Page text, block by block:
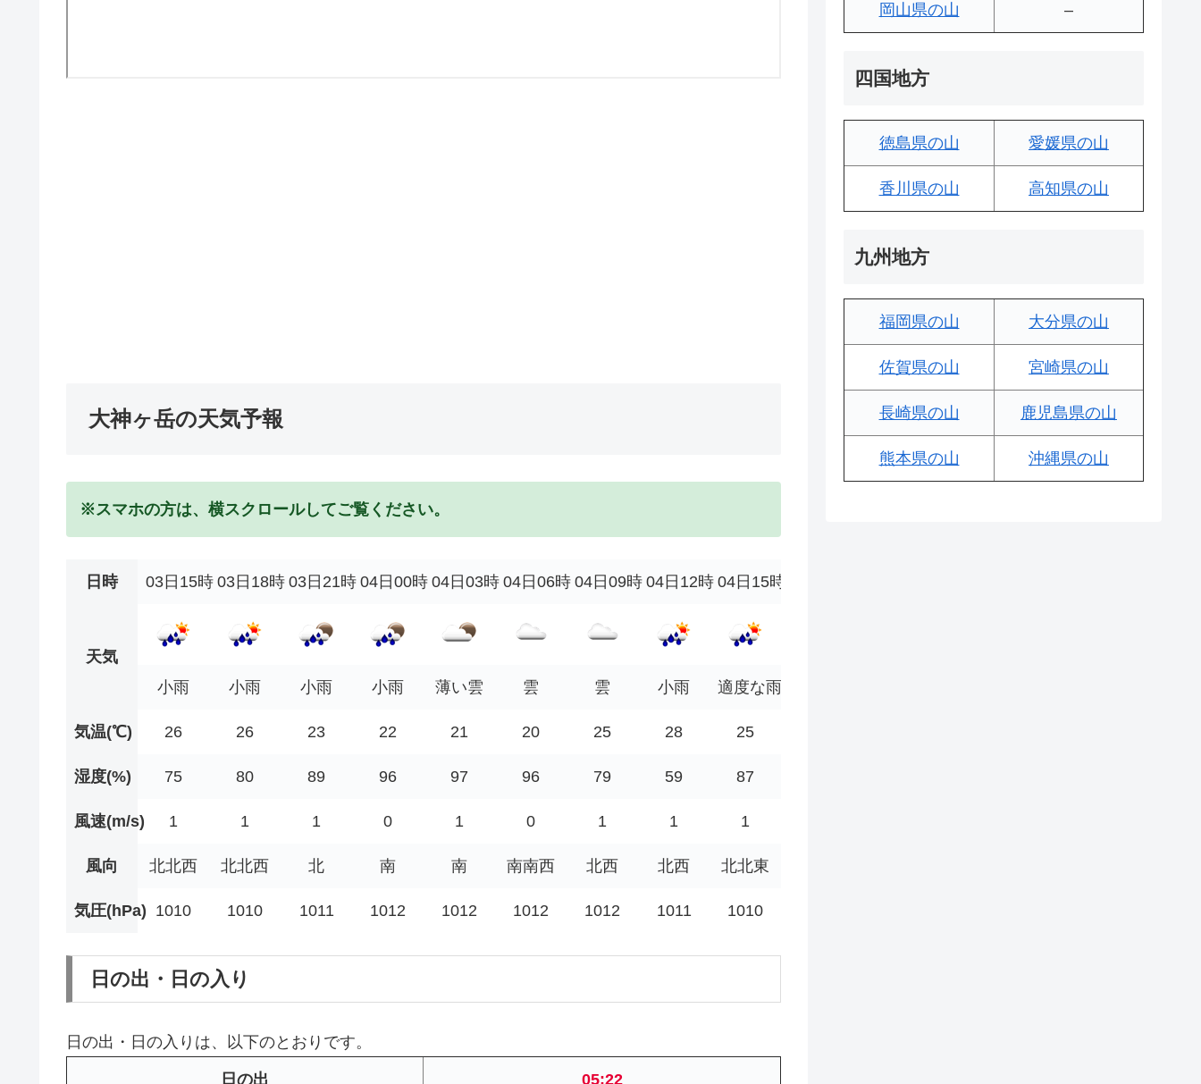
大神ヶ岳の天気予報
※スマホの方は、横スクロールしてご覧ください。
日時 03日15時 03日18時 03日21時 04日00時 04日03時 04日06時 04日09時 04日12時 04日15時
天気
小雨
小雨 小雨 小雨 薄い雲 雲 雲 小雨 適度な雨
気温(℃) 26 26 23 22 21 20 25 28 25
湿度(%) 75 80 89 96 97 96 79 59 87
風速(m/s) 1 1 1 0 1 0 1 1 1
風向 北北西 北北西 北 南 南 南南西 北西 北西 北北東
気圧(hPa) 1010 1010 1011 1012 1012 1012 1012 1011 1010
日の出・日の入り
日の出・日の入りは、以下のとおりです。
日の出 05:22
岡山県の山 –
四国地方
徳島県の山 愛媛県の山
香川県の山 高知県の山
九州地方
福岡県の山 大分県の山
佐賀県の山 宮崎県の山
長崎県の山 鹿児島県の山
熊本県の山 沖縄県の山